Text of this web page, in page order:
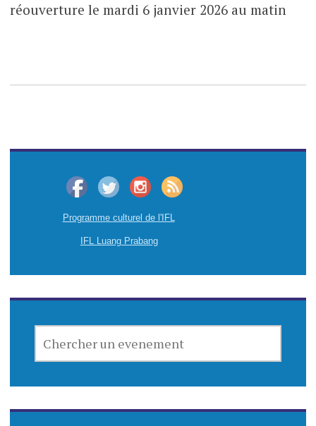
réouverture le mardi 6 janvier 2026 au matin
Programme culturel de l'IFL
IFL Luang Prabang
UN